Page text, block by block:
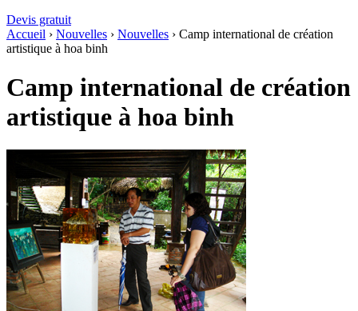
Devis gratuit
Accueil › Nouvelles › Nouvelles › Camp international de création
artistique à hoa binh
Camp international de création
artistique à hoa binh